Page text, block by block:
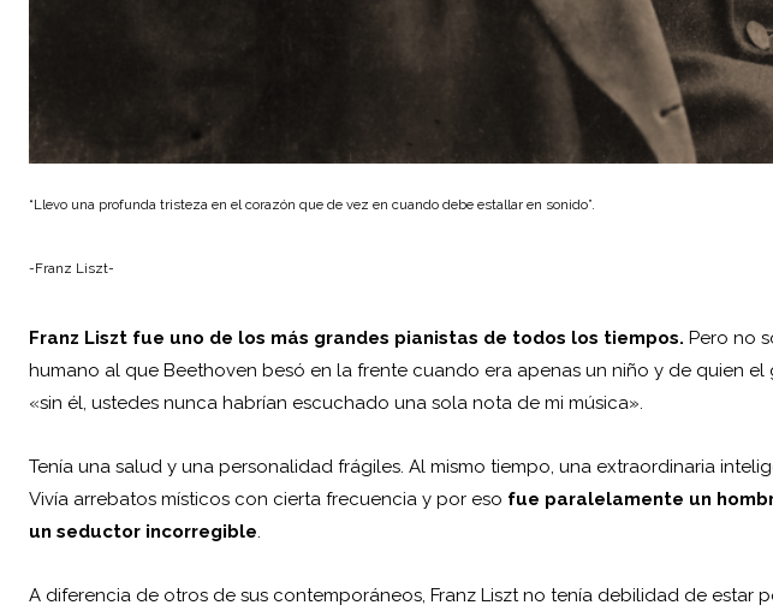
“Llevo una profunda tristeza en el corazón que de vez en cuando debe estallar en sonido”.
-Franz Liszt-
Franz Liszt fue uno de los más grandes pianistas de todos los tiempos. Pero no
humano al que Beethoven besó en la frente cuando era apenas un niño y de quien el
«sin él, ustedes nunca habrían escuchado una sola nota de mi música».
Tenía una salud y una personalidad frágiles. Al mismo tiempo, una extraordinaria
Vivía arrebatos místicos con cierta frecuencia y por eso fue paralelamente un
un seductor incorregible
A diferencia de otros de sus contemporáneos, Franz Liszt no tenía debilidad de estar